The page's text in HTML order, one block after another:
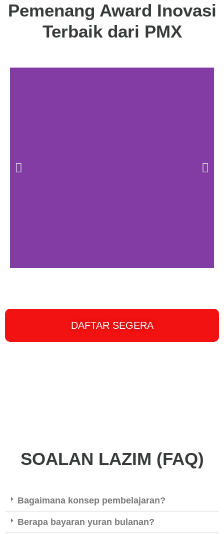
Pemenang Award Inovasi
Terbaik dari PMX
DAFTAR SEGERA
SOALAN LAZIM (FAQ)
Bagaimana konsep pembelajaran?
Berapa bayaran yuran bulanan?